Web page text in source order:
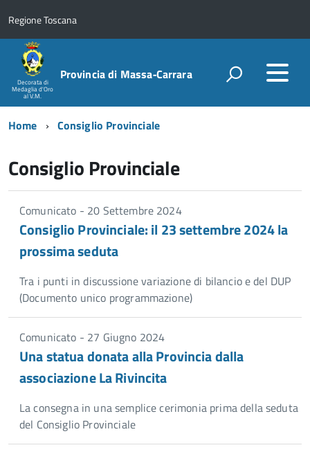
Regione Toscana
Decorata di
Medaglia d'Oro
al V.M.
Provincia di Massa‑Carrara
Home Consiglio Provinciale
Consiglio Provinciale
Comunicato - 20 Settembre 2024
Consiglio Provinciale: il 23 settembre 2024 la
prossima seduta
Tra i punti in discussione variazione di bilancio e del DUP
(Documento unico programmazione)
Comunicato - 27 Giugno 2024
Una statua donata alla Provincia dalla
associazione La Rivincita
La consegna in una semplice cerimonia prima della seduta
del Consiglio Provinciale